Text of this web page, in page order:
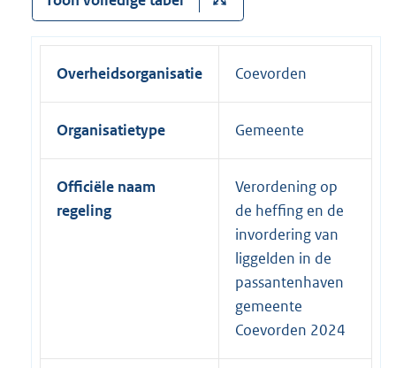
Overheidsorganisatie Coevorden
Organisatietype Gemeente
Officiële naam
regeling
Verordening op
de heffing en de
invordering van
liggelden in de
passantenhaven
gemeente
Coevorden 2024